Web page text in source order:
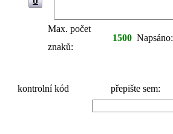
Max. počet
znaků:
1500 Napsáno:
kontrolní kód přepište sem: